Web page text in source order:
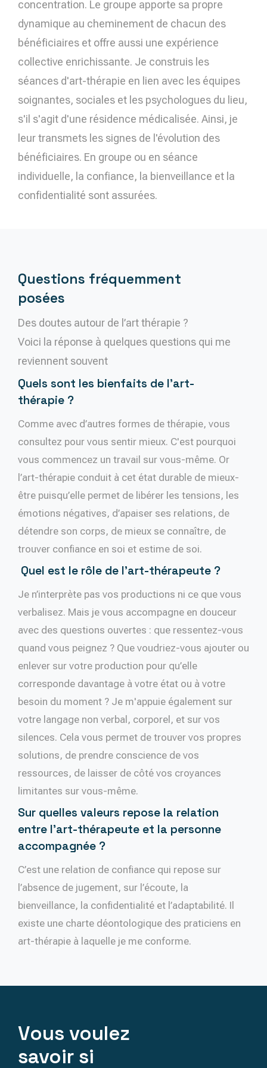
concentration. Le groupe apporte sa propre
dynamique au cheminement de chacun des
bénéficiaires et offre aussi une expérience
collective enrichissante. Je construis les
séances d'art-thérapie en lien avec les équipes
soignantes, sociales et les psychologues du lieu,
s'il s'agit d'une résidence médicalisée. Ainsi, je
leur transmets les signes de l'évolution des
bénéficiaires. En groupe ou en séance
individuelle, la confiance, la bienveillance et la
confidentialité sont assurées.
Questions fréquemment
posées
Des doutes autour de l’art thérapie ?
Voici la réponse à quelques questions qui me
reviennent souvent
Quels sont les bienfaits de l’art-
thérapie ?
Comme avec d’autres formes de thérapie, vous
consultez pour vous sentir mieux. C'est pourquoi
vous commencez un travail sur vous-même. Or
l’art-thérapie conduit à cet état durable de mieux-
être puisqu’elle permet de libérer les tensions, les
émotions négatives, d’apaiser ses relations, de
détendre son corps, de mieux se connaître, de
trouver confiance en soi et estime de soi.
Quel est le rôle de l’art-thérapeute ?
Je n’interprète pas vos productions ni ce que vous
verbalisez. Mais je vous accompagne en douceur
avec des questions ouvertes : que ressentez-vous
quand vous peignez ? Que voudriez-vous ajouter ou
enlever sur votre production pour qu’elle
corresponde davantage à votre état ou à votre
besoin du moment ? Je m'appuie également sur
votre langage non verbal, corporel, et sur vos
silences. Cela vous permet de trouver vos propres
solutions, de prendre conscience de vos
ressources, de laisser de côté vos croyances
limitantes sur vous-même.
Sur quelles valeurs repose la relation
entre l’art-thérapeute et la personne
accompagnée ?
C’est une relation de confiance qui repose sur
l’absence de jugement, sur l’écoute, la
bienveillance, la confidentialité et l’adaptabilité. Il
existe une charte déontologique des praticiens en
art-thérapie à laquelle je me conforme.
Vous voulez
savoir si